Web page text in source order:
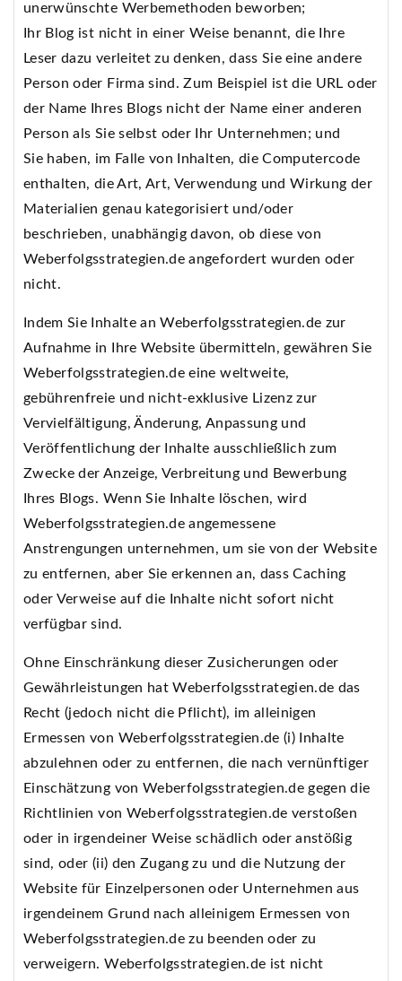
unerwünschte Werbemethoden beworben;
Ihr Blog ist nicht in einer Weise benannt, die Ihre
Leser dazu verleitet zu denken, dass Sie eine andere
Person oder Firma sind. Zum Beispiel ist die URL oder
der Name Ihres Blogs nicht der Name einer anderen
Person als Sie selbst oder Ihr Unternehmen; und
Sie haben, im Falle von Inhalten, die Computercode
enthalten, die Art, Art, Verwendung und Wirkung der
Materialien genau kategorisiert und/oder
beschrieben, unabhängig davon, ob diese von
Weberfolgsstrategien.de angefordert wurden oder
nicht.
Indem Sie Inhalte an Weberfolgsstrategien.de zur
Aufnahme in Ihre Website übermitteln, gewähren Sie
Weberfolgsstrategien.de eine weltweite,
gebührenfreie und nicht-exklusive Lizenz zur
Vervielfältigung, Änderung, Anpassung und
Veröffentlichung der Inhalte ausschließlich zum
Zwecke der Anzeige, Verbreitung und Bewerbung
Ihres Blogs. Wenn Sie Inhalte löschen, wird
Weberfolgsstrategien.de angemessene
Anstrengungen unternehmen, um sie von der Website
zu entfernen, aber Sie erkennen an, dass Caching
oder Verweise auf die Inhalte nicht sofort nicht
verfügbar sind.
Ohne Einschränkung dieser Zusicherungen oder
Gewährleistungen hat Weberfolgsstrategien.de das
Recht (jedoch nicht die Pflicht), im alleinigen
Ermessen von Weberfolgsstrategien.de (i) Inhalte
abzulehnen oder zu entfernen, die nach vernünftiger
Einschätzung von Weberfolgsstrategien.de gegen die
Richtlinien von Weberfolgsstrategien.de verstoßen
oder in irgendeiner Weise schädlich oder anstößig
sind, oder (ii) den Zugang zu und die Nutzung der
Website für Einzelpersonen oder Unternehmen aus
irgendeinem Grund nach alleinigem Ermessen von
Weberfolgsstrategien.de zu beenden oder zu
verweigern. Weberfolgsstrategien.de ist nicht